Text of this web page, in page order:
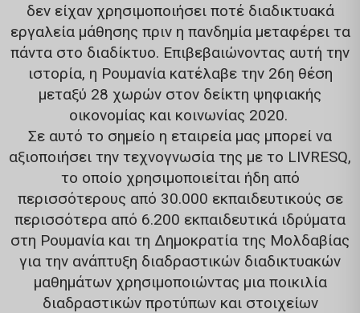
δεν είχαν χρησιμοποιήσει ποτέ διαδικτυακά
εργαλεία μάθησης πριν η πανδημία μεταφέρει τα
πάντα στο διαδίκτυο. Επιβεβαιώνοντας αυτή την
ιστορία, η Ρουμανία κατέλαβε την 26η θέση
μεταξύ 28 χωρών στον δείκτη ψηφιακής
οικονομίας και κοινωνίας 2020.
Σε αυτό το σημείο η εταιρεία μας μπορεί να
αξιοποιήσει την τεχνογνωσία της με το LIVRESQ,
το οποίο χρησιμοποιείται ήδη από
περισσότερους από 30.000 εκπαιδευτικούς σε
περισσότερα από 6.200 εκπαιδευτικά ιδρύματα
στη Ρουμανία και τη Δημοκρατία της Μολδαβίας
για την ανάπτυξη διαδραστικών διαδικτυακών
μαθημάτων χρησιμοποιώντας μια ποικιλία
διαδραστικών προτύπων και στοιχείων